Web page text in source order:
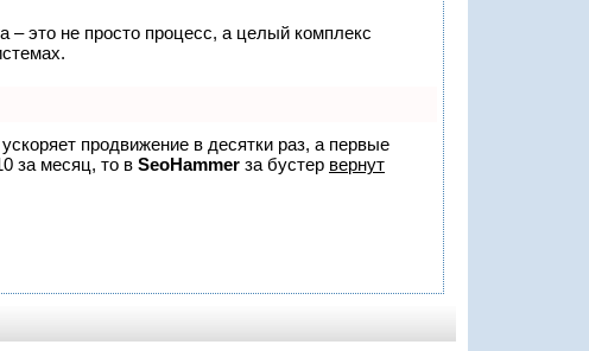
– это не просто процесс, а целый комплекс
продвижение в десятки раз, а первые
за месяц, то в SeoHammer за бустер вернут